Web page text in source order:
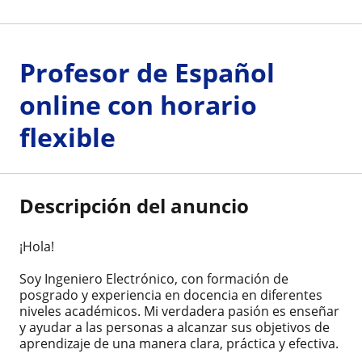
Profesor de Español
online con horario
flexible
Descripción del anuncio
¡Hola!
Soy Ingeniero Electrónico, con formación de
posgrado y experiencia en docencia en diferentes
niveles académicos. Mi verdadera pasión es enseñar
y ayudar a las personas a alcanzar sus objetivos de
aprendizaje de una manera clara, práctica y efectiva.